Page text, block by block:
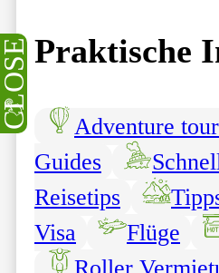
Praktische
Adventure
Guides
Reisetips
Visa
Flüge